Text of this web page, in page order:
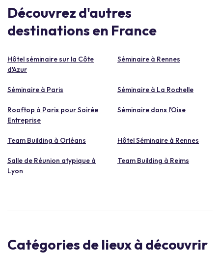
Découvrez d'autres
destinations en France
Hôtel séminaire sur la Côte
d'Azur
Séminaire à Rennes
Séminaire à Paris Séminaire à La Rochelle
Rooftop à Paris pour Soirée
Entreprise
Séminaire dans l'Oise
Team Building à Orléans Hôtel Séminaire à Rennes
Salle de Réunion atypique à
Lyon
Team Building à Reims
Catégories de lieux à découvrir